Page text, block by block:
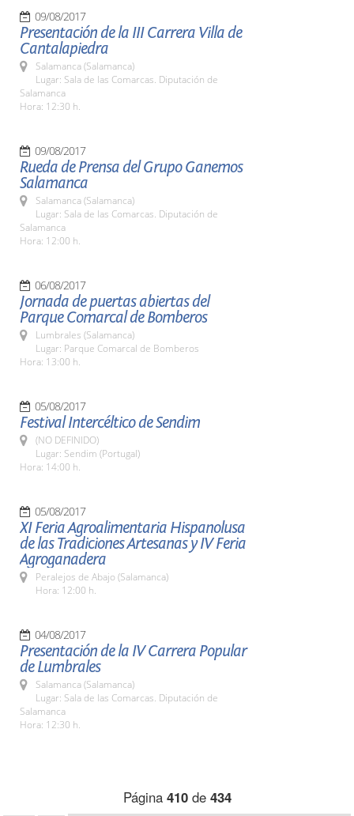
09/08/2017
Presentación de la III Carrera Villa de
Cantalapiedra
Salamanca (Salamanca)
Lugar: Sala de las Comarcas. Diputación de
Salamanca
Hora: 12:30 h.
09/08/2017
Rueda de Prensa del Grupo Ganemos
Salamanca
Salamanca (Salamanca)
Lugar: Sala de las Comarcas. Diputación de
Salamanca
Hora: 12:00 h.
06/08/2017
Jornada de puertas abiertas del
Parque Comarcal de Bomberos
Lumbrales (Salamanca)
Lugar: Parque Comarcal de Bomberos
Hora: 13:00 h.
05/08/2017
Festival Intercéltico de Sendim
(NO DEFINIDO)
Lugar: Sendim (Portugal)
Hora: 14:00 h.
05/08/2017
XI Feria Agroalimentaria Hispanolusa
de las Tradiciones Artesanas y IV Feria
Agroganadera
Peralejos de Abajo (Salamanca)
Hora: 12:00 h.
04/08/2017
Presentación de la IV Carrera Popular
de Lumbrales
Salamanca (Salamanca)
Lugar: Sala de las Comarcas. Diputación de
Salamanca
Hora: 12:30 h.
Página 410de 434